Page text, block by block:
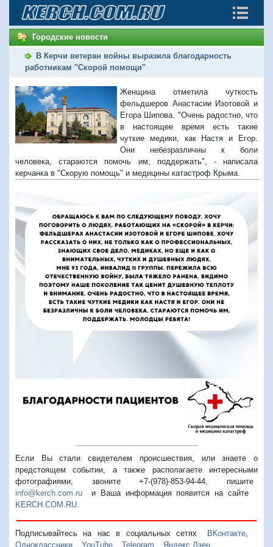
Городские новости
В Керчи ветеран войны выразила благодарность
работникам "Скорой помощи"
Женщина отметила чуткость
фельдшеров Анастасии Изотовой и
Егора Шипова. "Очень радостно, что
в настоящее время есть такие
чуткие медики, как Настя и Егор.
Они небезразличны к боли
человека, стараются помочь им, поддержать", - написала
керчанка в "Скорую помощь" и медицины катастроф Крыма.
Если Вы стали свидетелем происшествия, или знаете о
предстоящем событии, а также располагаете интересными
фотографиями, звоните +7-(978)-853-94-44, пишите
info@kerch.com.ru и Ваша информация появится на сайте
KERCH.COM.RU
Подписывайтесь на нас в социальных сетях ВКонтакте,
Одноклассники
YouTube Telegram Яндекс.Дзен